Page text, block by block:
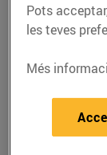
Pots
les teves
Més